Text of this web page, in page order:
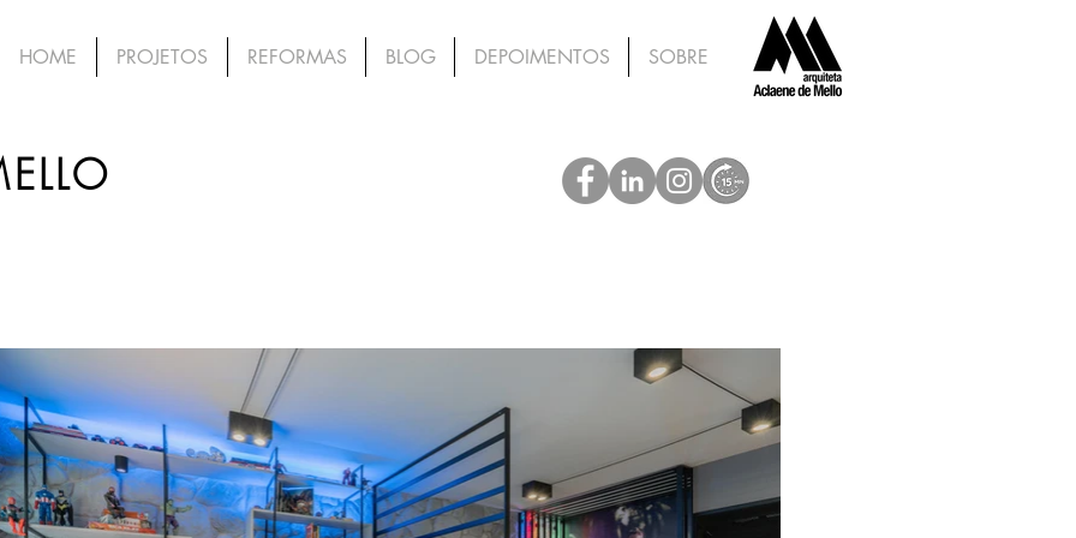
HOME PROJETOS REFORMAS BLOG DEPOIMENTOS SOBRE